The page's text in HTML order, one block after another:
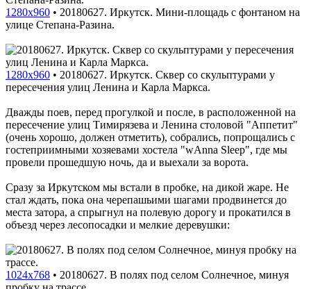
1280x960 • 20180627. Иркутск. Мини-площадь с фонтаном на
улице Степана-Разина.
1280x960 • 20180627. Иркутск. Сквер со скульптурами у
пересечения улиц Ленина и Карла Маркса.
Дважды поев, перед прогулкой и после, в расположенной на
пересечение улиц Тимирязева и Ленина столовой "Аппетит"
(очень хорошо, должен отметить), собрались, попрощались с
гостеприимными хозяевами хостела "wAnna Sleep", где мы
провели прошедшую ночь, да и выехали за ворота.
Сразу за Иркутском мы встали в пробке, на дикой жаре. Не
стал ждать, пока она черепашьими шагами продвинется до
места затора, а спрыгнул на полевую дорогу и прокатился в
объезд через лесопосадки и мелкие деревушки:
1024x768 • 20180627. В полях под селом Солнечное, минуя